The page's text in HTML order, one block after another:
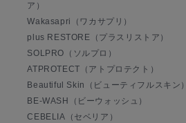
ア）
Wakasapri（ワカサプリ）
plus RESTORE（プラスリストア）
SOLPRO（ソルプロ）
ATPROTECT（アトプロテクト）
Beautiful Skin（ビューティフルスキン）
BE-WASH（ビーウォッシュ）
CEBELIA（セベリア）